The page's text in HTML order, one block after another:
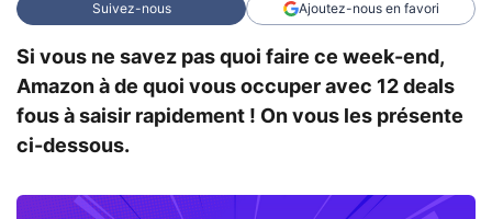
Suivez-nous Ajoutez-nous en favori
Si vous ne savez pas quoi faire ce week-end,
Amazon à de quoi vous occuper avec 12 deals
fous à saisir rapidement ! On vous les présente
ci-dessous.